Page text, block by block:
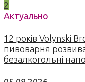
2
Актуально
12 років Volynski
пивоварня
безалкогольні